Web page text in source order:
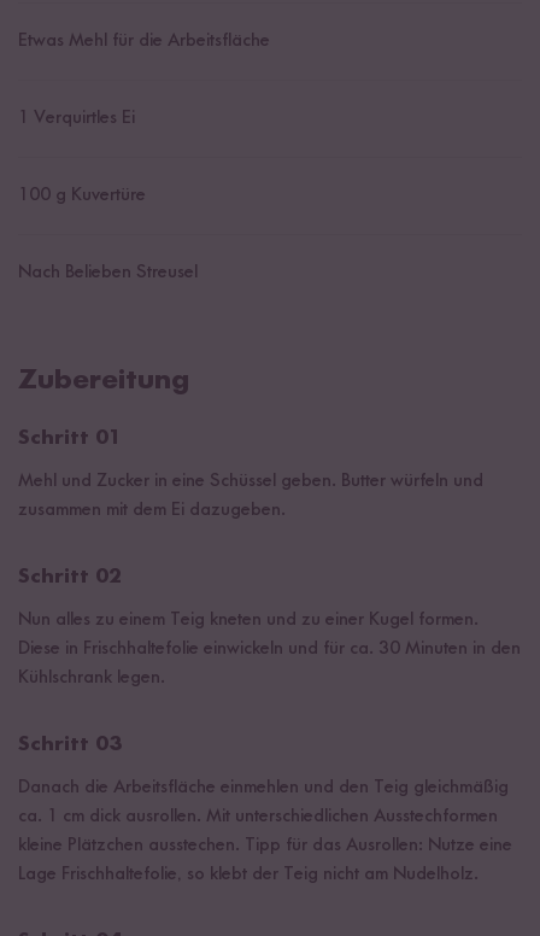
Etwas Mehl für die Arbeitsfläche
Verquirtles Ei
100 g Kuvertüre
Nach Belieben Streusel
Zubereitung
Schritt 01
Mehl und Zucker in eine Schüssel geben. Butter würfeln und
zusammen mit dem Ei dazugeben.
Schritt 02
Nun alles zu einem Teig kneten und zu einer Kugel formen.
Diese in Frischhaltefolie einwickeln und für ca. 30 Minuten in den
Kühlschrank legen.
Schritt 03
Danach die Arbeitsfläche einmehlen und den Teig gleichmäßig
ca. 1 cm dick ausrollen. Mit unterschiedlichen Ausstechformen
kleine Plätzchen ausstechen. Tipp für das Ausrollen: Nutze eine
Lage Frischhaltefolie, so klebt der Teig nicht am Nudelholz.